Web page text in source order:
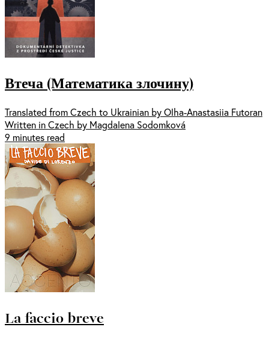
Втеча (Математика злочину)
Translated from Czech to Ukrainian by Olha-Anastasiia Futoran
Written in Czech by Magdalena Sodomková
9 minutes read
La faccio breve